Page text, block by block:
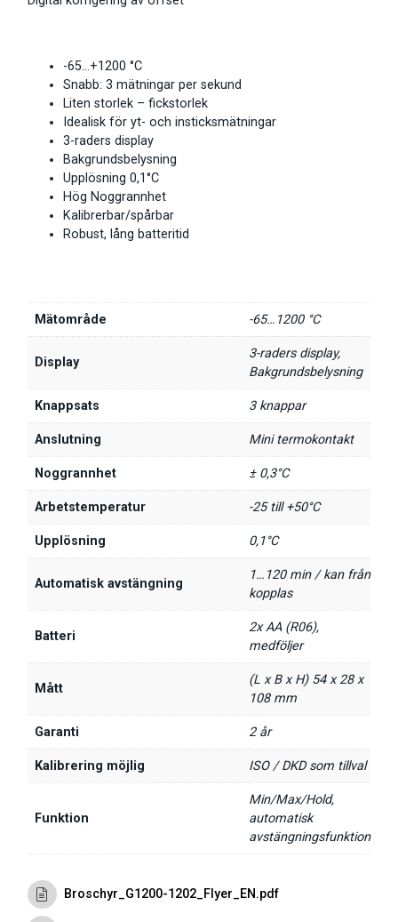
-65…+1200 °C
Snabb: 3 mätningar per sekund
Liten storlek – fickstorlek
Idealisk för yt- och insticksmätningar
3-raders display
Bakgrundsbelysning
Upplösning 0,1°C
Hög Noggrannhet
Kalibrerbar/spårbar
Robust, lång batteritid
Mätområde -65…1200 °C
Display
3-raders display,
Bakgrundsbelysning
Knappsats 3 knappar
Anslutning Mini termokontakt
Noggrannhet ± 0,3°C
Arbetstemperatur -25 till +50°C
Upplösning 0,1°C
Automatisk avstängning
1…120 min / kan från
kopplas
Batteri
2x AA (R06),
medföljer
Mått
(L x B x H) 54 x 28 x
108 mm
Garanti 2 år
Kalibrering möjlig ISO / DKD som tillval
Funktion
Min/Max/Hold,
automatisk
avstängningsfunktion
Broschyr_G1200-1202_Flyer_EN.pdf